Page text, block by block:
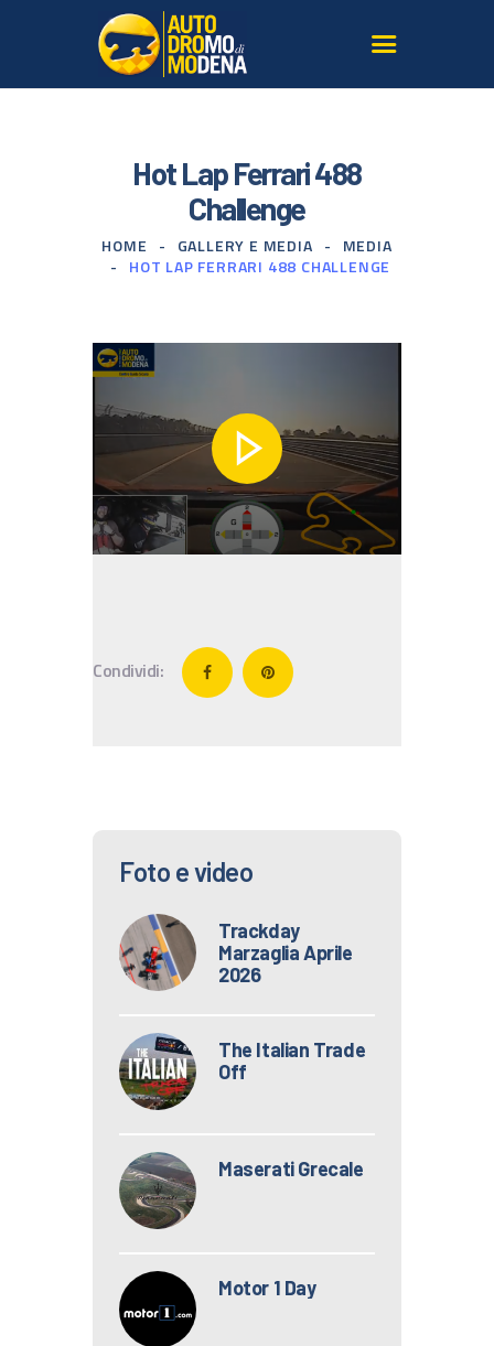
L’AUTODROMO
GIRARE IN PISTA
CORSI GUIDA SICURA
TERRITORIO
GALLERY E MEDIA
NEWSLETTER
CONTATTI
DOVE SIAMO
IT
EN
Hot Lap Ferrari 488
Challenge
HOME GALLERY E MEDIA
MEDIA
HOT LAP FERRARI 488 CHALLENGE
Condividi:
Foto e video
Trackday
Marzaglia Aprile
2026
The Italian Trade
Off
Maserati Grecale
Motor 1 Day